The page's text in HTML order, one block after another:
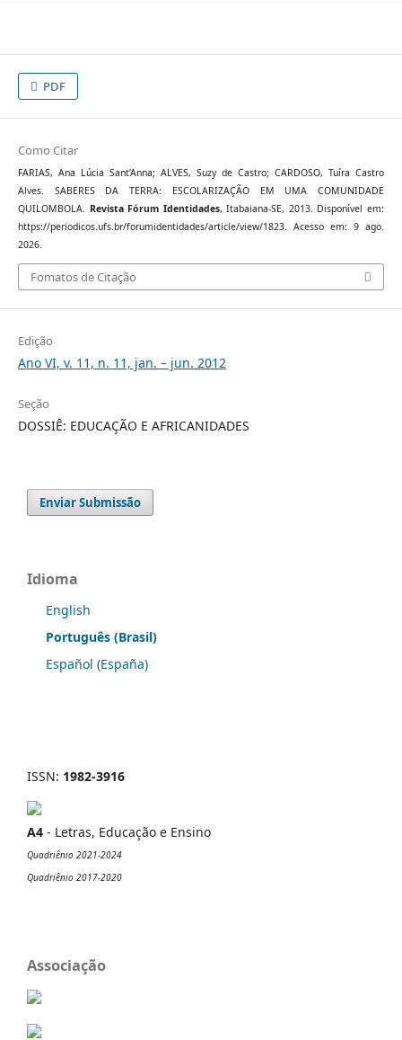
PDF
Como Citar
FARIAS, Ana Lúcia Sant’Anna; ALVES, Suzy de Castro; CARDOSO, Tuíra Castro
Alves. SABERES DA TERRA: ESCOLARIZAÇÃO EM UMA COMUNIDADE
QUILOMBOLA. Revista Fórum Identidades, Itabaiana-SE, 2013. Disponível em:
https://periodicos.ufs.br/forumidentidades/article/view/1823. Acesso em: 9 ago.
2026.
Fomatos de Citação
Edição
Ano VI, v. 11, n. 11, jan. – jun. 2012
Seção
DOSSIÊ: EDUCAÇÃO E AFRICANIDADES
Enviar Submissão
Idioma
English
Português (Brasil)
Español (España)
ISSN: 1982-3916
A4 - Letras, Educação e Ensino
Quadriênio 2021-2024
Quadriênio 2017-2020
Associação